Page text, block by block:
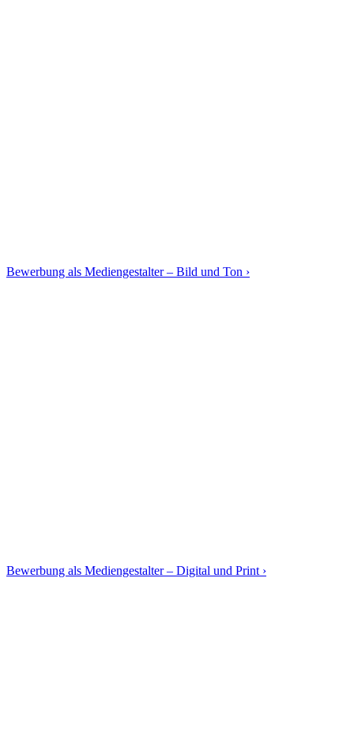
Bewerbung als Mediengestalter – Bild und Ton ›
Bewerbung als Mediengestalter – Digital und Print ›